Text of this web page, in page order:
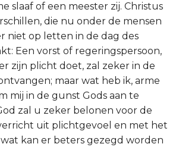
slaaf of een meester zij. Christus
die nu onder de mensen
niet op letten in de dag des
Een vorst of regeringspersoon,
zijn plicht doet, zal zeker in de
maar wat heb ik, arme
mij in de gunst Gods aan te
zal u zeker belonen voor de
uit plichtgevoel en met het
kan er beters gezegd worden